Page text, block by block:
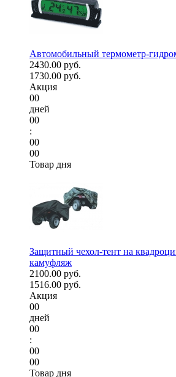
Автомобильный термометр-
2430.00 руб.
1730.00 руб.
Акция
00
дней
00
:
00
00
Товар дня
Защитный чехол-тент на
камуфляж
2100.00 руб.
1516.00 руб.
Акция
00
дней
00
:
00
00
Товар дня